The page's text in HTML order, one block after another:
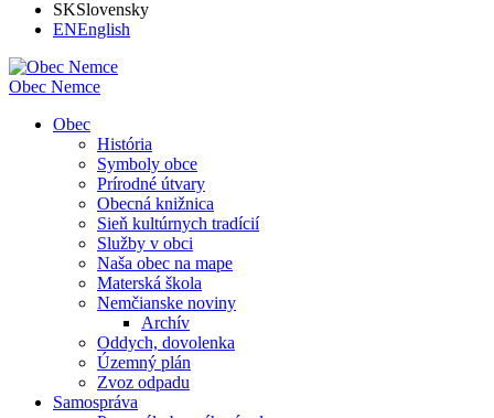
SKSlovensky
ENEnglish
Obec Nemce
Obec
História
Symboly obce
Prírodné útvary
Obecná knižnica
Sieň kultúrnych tradícií
Služby v obci
Naša obec na mape
Materská škola
Nemčianske noviny
Archív
Oddych, dovolenka
Územný plán
Zvoz odpadu
Samospráva